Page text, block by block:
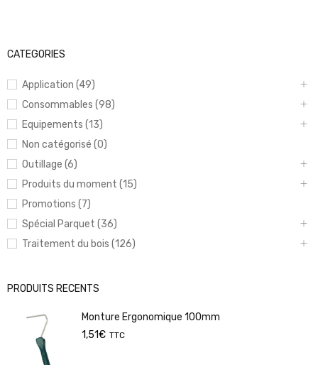
CATEGORIES
Application (49)
Consommables (98)
Equipements (13)
Non catégorisé (0)
Outillage (6)
Produits du moment (15)
Promotions (7)
Spécial Parquet (36)
Traitement du bois (126)
PRODUITS RECENTS
Monture Ergonomique 100mm
1,51€ TTC